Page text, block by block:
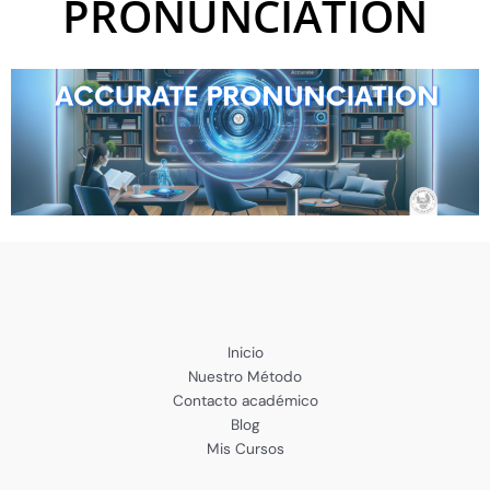
PRONUNCIATION
Inicio
Nuestro Método
Contacto académico
Blog
Mis Cursos